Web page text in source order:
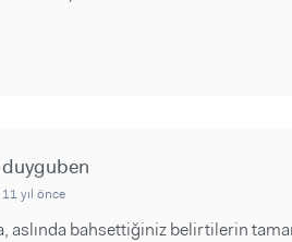
duyguben
11 yıl önce
aslında bahsettiğiniz belirtilerin